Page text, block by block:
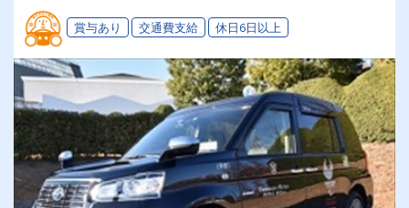
賞与あり 交通費支給 休日6日以上